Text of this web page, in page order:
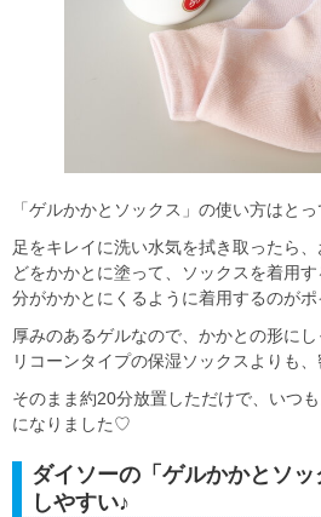
「ゲルかかとソックス」の使い方はとっ
足をキレイに洗い水気を拭き取ったら
どをかかとに塗って、ソックスを着用
分がかかとにくるように着用するのがポ
厚みのあるゲルなので、かかとの形に
リコーンタイプの保湿ソックスよりも、
そのまま約20分放置しただけで、いつ
になりました♡
ダイソーの「ゲルかかとソ
しやすい♪